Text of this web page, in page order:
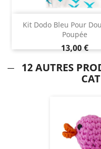
Kit Dodo Bleu Pour
Poupée
13,00 €
12 AUTRES